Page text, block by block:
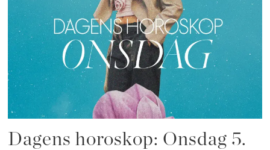
Dagens horoskop: Onsdag 5.